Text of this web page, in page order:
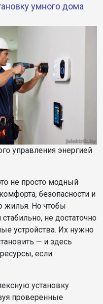
умного дома
управления энергией
не просто модный
безопасности и
жилья. Но чтобы
не достаточно
устройства. Их нужно
— и здесь
если
установку
проверенные